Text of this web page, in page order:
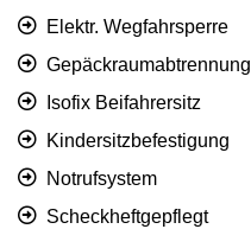
Elektr. Wegfahrsperre
Gepäckraumabtrennung
Isofix Beifahrersitz
Kindersitzbefestigung
Notrufsystem
Scheckheftgepflegt